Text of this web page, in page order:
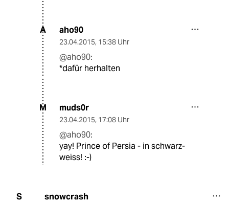
A aho90
23.04.2015, 15:38 Uhr
@aho90:
*dafür herhalten
M muds0r
23.04.2015, 17:08 Uhr
@aho90:
yay! Prince of Persia - in schwarz-
weiss! :-)
S snowcrash